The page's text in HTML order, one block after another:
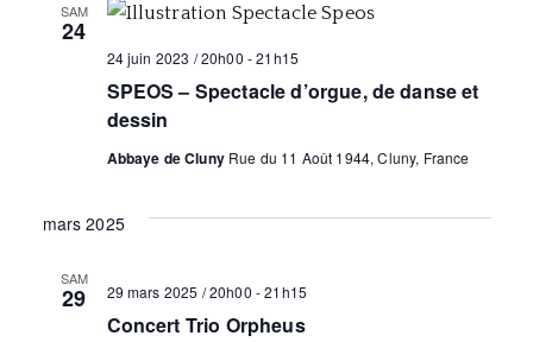
g
a
s
è
SAM
24
SPEOS – Spectacle d’orgue, de danse et
dessin
24 juin 2023 / 20h00 -21h15
Abbaye de Cluny Rue du 11 Août 1944, Cluny, France
mars 2025
SAM
29
Concert Trio Orpheus
29 mars 2025 / 20h00 -21h15